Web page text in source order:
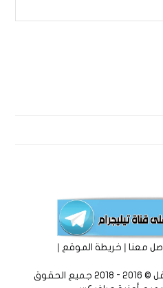
معنا|خريطة الموقع |
موقع ( لا ) الأخباري المستقل © 2016 - 2018 جميع الحقوق